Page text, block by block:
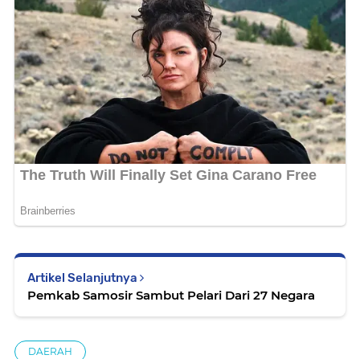
Artikel Selanjutnya
Pemkab Samosir Sambut Pelari Dari 27 Negara
DAERAH